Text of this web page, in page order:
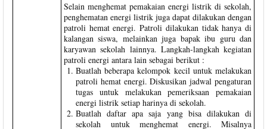
Selain menghemat pemakaian energi listrik di sekolah,
penghematan energi listrik juga dapat dilakukan dengan
patroli hemat energi. Patroli dilakukan tidak hanya di
kalangan siswa, melainkan juga bapak ibu guru dan
karyawan sekolah lainnya. Langkah-langkah kegiatan
patroli energi antara lain sebagai berikut :
Buatlah beberapa kelompok kecil untuk melakukan
patroli hemat energi. Diskusikan jadwal pengaturan
tugas untuk melakukan pemeriksaan pemakaian
energi listrik setiap harinya di sekolah.
Buatlah daftar apa saja yang bisa dilakukan di
sekolah untuk menghemat energi. Misalnya